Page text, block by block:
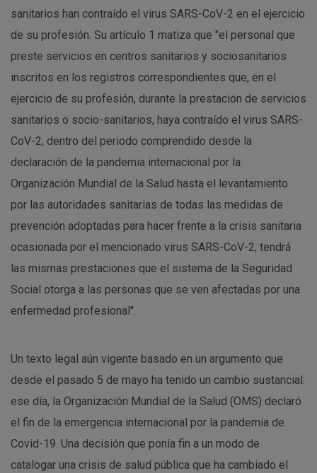
sanitarios han contraído el virus SARS-CoV-2 en el ejercicio
de su profesión. Su artículo 1 matiza que "el personal que
preste servicios en centros sanitarios y sociosanitarios
inscritos en los registros correspondientes que, en el
ejercicio de su profesión, durante la prestación de servicios
sanitarios o socio-sanitarios, haya contraído el virus SARS-
CoV-2, dentro del periodo comprendido desde la
declaración de la pandemia internacional por la
Organización Mundial de la Salud hasta el levantamiento
por las autoridades sanitarias de todas las medidas de
prevención adoptadas para hacer frente a la crisis sanitaria
ocasionada por el mencionado virus SARS-CoV-2, tendrá
las mismas prestaciones que el sistema de la Seguridad
Social otorga a las personas que se ven afectadas por una
enfermedad profesional".
Un texto legal aún vigente basado en un argumento que
desde el pasado 5 de mayo ha tenido un cambio sustancial:
ese día, la Organización Mundial de la Salud (OMS) declaró
el fin de la emergencia internacional por la pandemia de
Covid-19. Una decisión que ponía fin a un modo de
catalogar una crisis de salud pública que ha cambiado el